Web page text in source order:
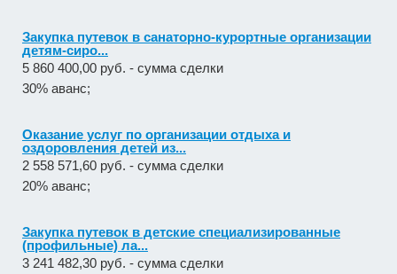
Закупка путевок в санаторно-курортные организации
детям-сиро...
5 860 400,00 руб. - сумма сделки
30% аванс;
Оказание услуг по организации отдыха и
оздоровления детей из...
2 558 571,60 руб. - сумма сделки
20% аванс;
Закупка путевок в детские специализированные
(профильные) ла...
3 241 482,30 руб. - сумма сделки